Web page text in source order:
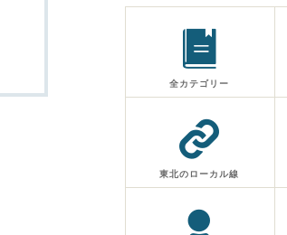
全カテゴリー
東北のローカル線